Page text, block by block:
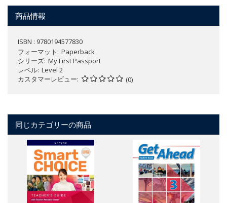
商品情報
ISBN : 9780194577830
フォーマット
Paperback
シリーズ My First Passport
レベル Level 2
カスタマーレビュー
(0)
同じカテゴリーの商品